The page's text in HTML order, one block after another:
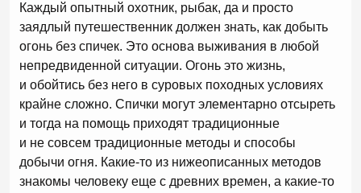
Каждый опытный охотник, рыбак, да и просто
заядлый путешественник должен знать, как добыть
огонь без спичек. Это основа выживания в любой
непредвиденной ситуации. Огонь это жизнь,
и обойтись без него в суровых походных условиях
крайне сложно. Спички могут элементарно отсыреть
и тогда на помощь приходят традиционные
и не совсем традиционные методы и способы
добычи огня. Какие-то из нижеописанных методов
знакомы человеку еще с древних времен, а какие-то